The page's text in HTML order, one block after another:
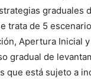
graduales
trata de 5
Apertura Inicial
gradual de
que está sujeto a